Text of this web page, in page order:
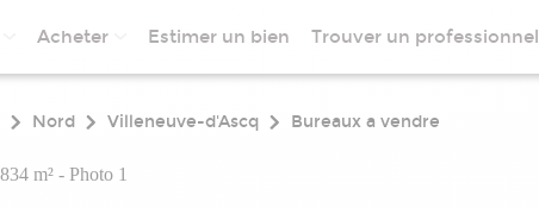
Acheter Estimer un bien Trouver un professionnel
Nord Villeneuve-d'Ascq Bureaux a vendre